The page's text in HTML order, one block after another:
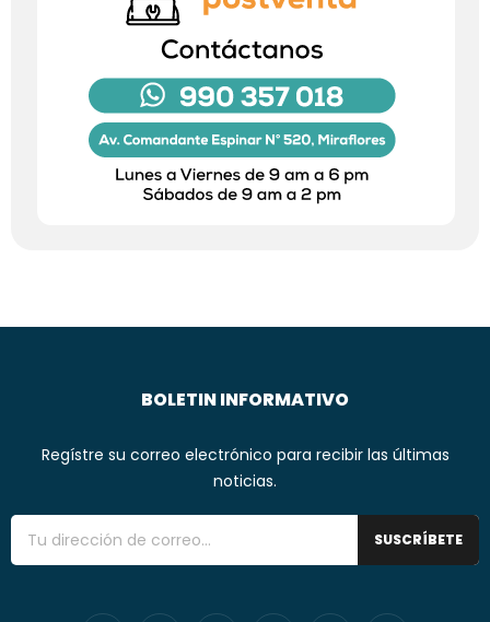
BOLETIN INFORMATIVO
Regístre su correo electrónico para recibir las últimas
noticias.
SUSCRÍBETE